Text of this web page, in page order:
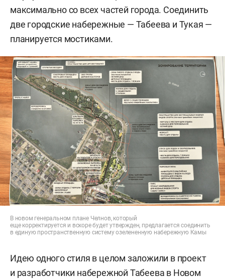
максимально со всех частей города. Соединить
две городские набережные — Табеева и Тукая —
планируется мостиками.
В новом генеральном плане Челнов, который
еще корректируется и вскоре будет утвержден, предлагается соединить
в единую пространственную систему озелененную набережную Камы
Идею одного стиля в целом заложили в проект
и разработчики набережной Табеева в Новом